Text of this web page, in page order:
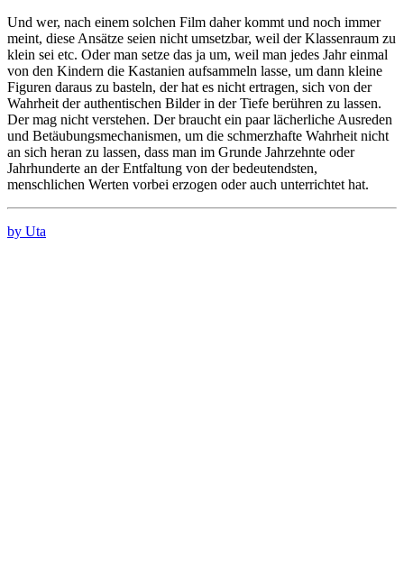
Und wer, nach einem solchen Film daher kommt und noch immer
meint, diese Ansätze seien nicht umsetzbar, weil der Klassenraum zu
klein sei etc. Oder man setze das ja um, weil man jedes Jahr einmal
von den Kindern die Kastanien aufsammeln lasse, um dann kleine
Figuren daraus zu basteln, der hat es nicht ertragen, sich von der
Wahrheit der authentischen Bilder in der Tiefe berühren zu lassen.
Der mag nicht verstehen. Der braucht ein paar lächerliche Ausreden
und Betäubungsmechanismen, um die schmerzhafte Wahrheit nicht
an sich heran zu lassen, dass man im Grunde Jahrzehnte oder
Jahrhunderte an der Entfaltung von der bedeutendsten,
menschlichen Werten vorbei erzogen oder auch unterrichtet hat.
by Uta